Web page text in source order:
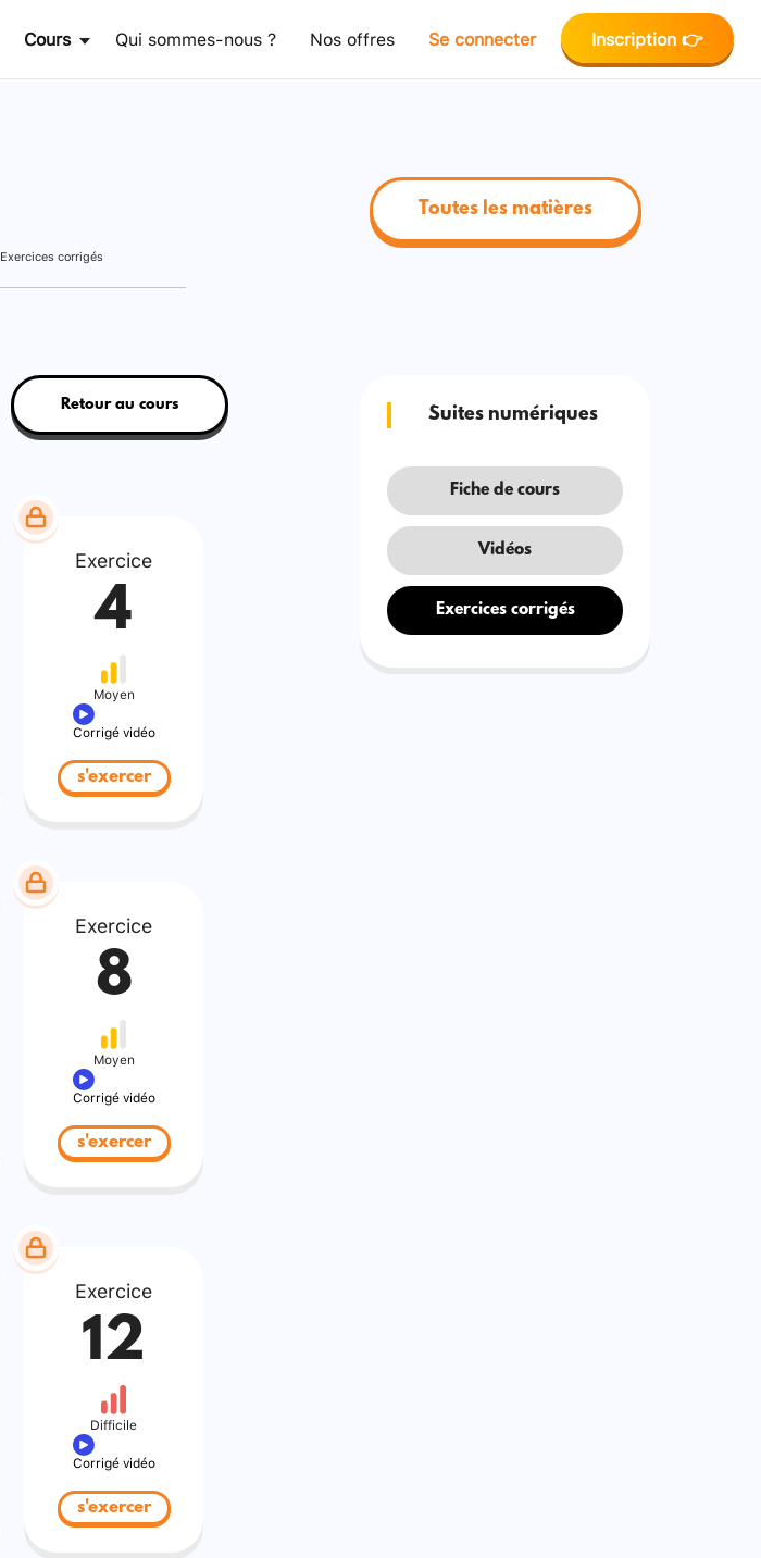
Cours Qui sommes-nous ? Nos offres Se connecter Inscription 👉
Exercices corrigés
Toutes les matières
Retour au cours
Exercice
4
Moyen
Corrigé vidéo
s'exercer
Exercice
8
Moyen
Corrigé vidéo
s'exercer
Exercice
12
Difficile
Corrigé vidéo
s'exercer
Suites numériques
Fiche de cours
Vidéos
Exercices corrigés